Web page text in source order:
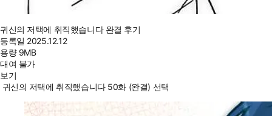
귀신의 저택에 취직했습니다 완결 후기
등록일 2025.12.12
용량 9MB
대여 불가
보기
귀신의 저택에 취직했습니다 50화 (완결) 선택